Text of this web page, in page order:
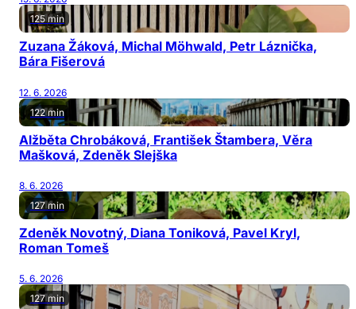
125 min
Zuzana Žáková, Michal Möhwald, Petr Láznička,
Bára Fišerová
12. 6. 2026
122 min
Alžběta Chrobáková, František Štambera, Věra
Mašková, Zdeněk Slejška
8. 6. 2026
127 min
Zdeněk Novotný, Diana Toniková, Pavel Kryl,
Roman Tomeš
5. 6. 2026
127 min